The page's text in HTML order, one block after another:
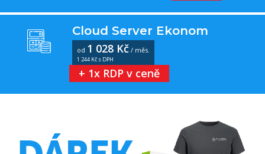
Cloud Server Ekonom
od 1 028 Kč / měs.
1 244 Kč s DPH
+ 1x RDP v ceně